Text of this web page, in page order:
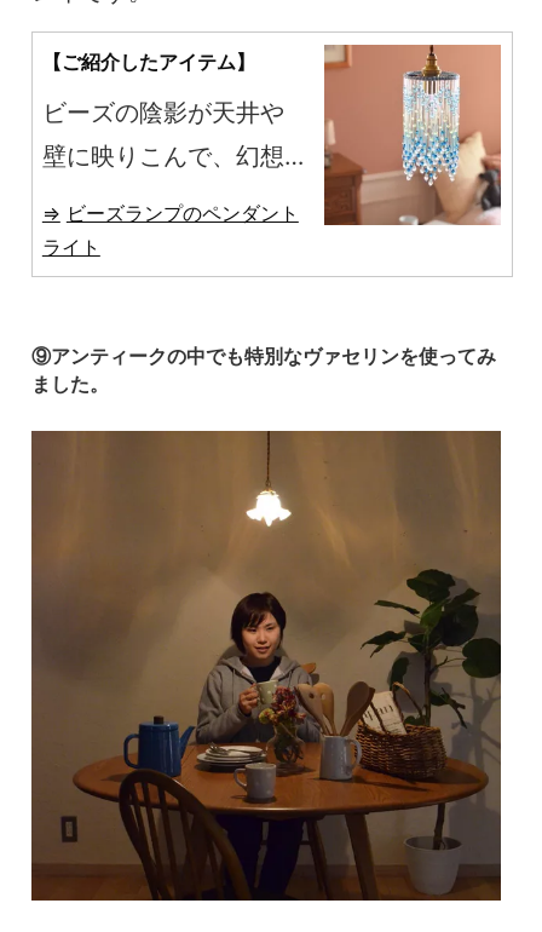
【ご紹介したアイテム】
ビーズの陰影が天井や
壁に映りこんで、幻想
的な雰囲気を演出して
くれます。
ビーズランプのペンダント
ライト
⑨アンティークの中でも特別なヴァセリンを使ってみ
ました。